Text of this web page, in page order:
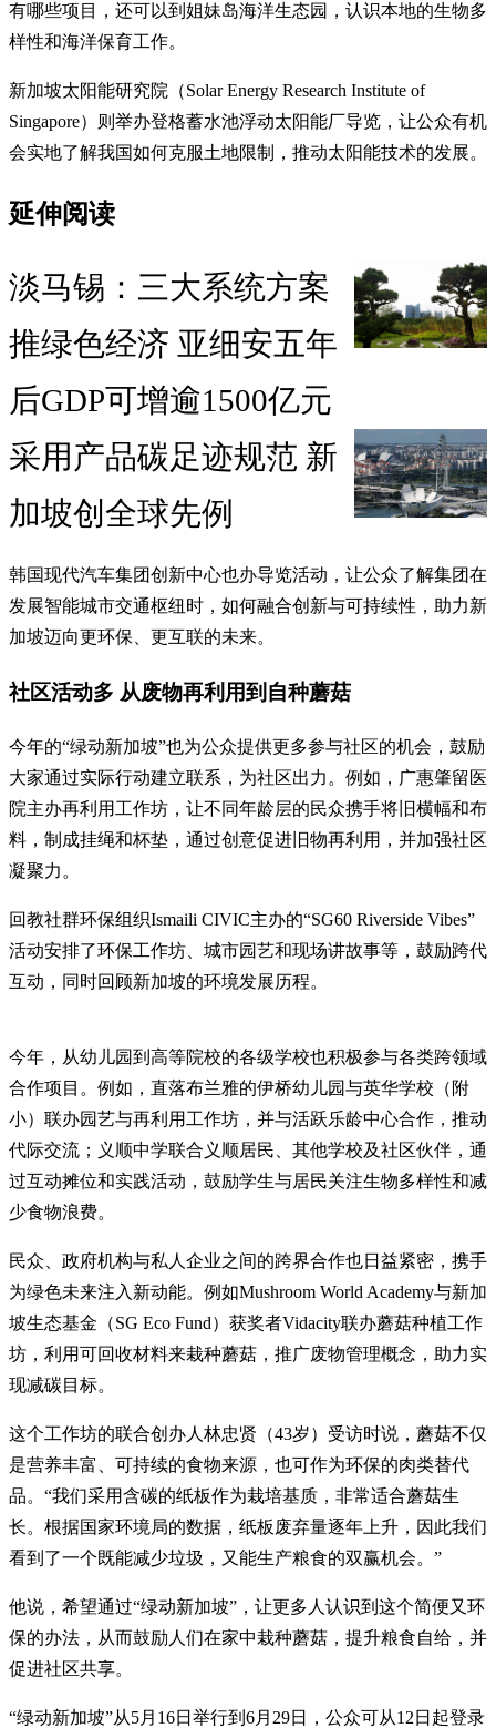
有哪些项目，还可以到姐妹岛海洋生态园，认识本地的生物多
样性和海洋保育工作。
新加坡太阳能研究院（Solar Energy Research Institute of
Singapore）则举办登格蓄水池浮动太阳能厂导览，让公众有机
会实地了解我国如何克服土地限制，推动太阳能技术的发展。
延伸阅读
淡马锡：三大系统方案
推绿色经济 亚细安五年
后GDP可增逾1500亿元
采用产品碳足迹规范 新
加坡创全球先例
韩国现代汽车集团创新中心也办导览活动，让公众了解集团在
发展智能城市交通枢纽时，如何融合创新与可持续性，助力新
加坡迈向更环保、更互联的未来。
社区活动多 从废物再利用到自种蘑菇
今年的“绿动新加坡”也为公众提供更多参与社区的机会，鼓励
大家通过实际行动建立联系，为社区出力。例如，广惠肇留医
院主办再利用工作坊，让不同年龄层的民众携手将旧横幅和布
料，制成挂绳和杯垫，通过创意促进旧物再利用，并加强社区
凝聚力。
回教社群环保组织Ismaili CIVIC主办的“SG60 Riverside Vibes”
活动安排了环保工作坊、城市园艺和现场讲故事等，鼓励跨代
互动，同时回顾新加坡的环境发展历程。
今年，从幼儿园到高等院校的各级学校也积极参与各类跨领域
合作项目。例如，直落布兰雅的伊桥幼儿园与英华学校（附
小）联办园艺与再利用工作坊，并与活跃乐龄中心合作，推动
代际交流；义顺中学联合义顺居民、其他学校及社区伙伴，通
过互动摊位和实践活动，鼓励学生与居民关注生物多样性和减
少食物浪费。
民众、政府机构与私人企业之间的跨界合作也日益紧密，携手
为绿色未来注入新动能。例如Mushroom World Academy与新加
坡生态基金（SG Eco Fund）获奖者Vidacity联办蘑菇种植工作
坊，利用可回收材料来栽种蘑菇，推广废物管理概念，助力实
现减碳目标。
这个工作坊的联合创办人林忠贤（43岁）受访时说，蘑菇不仅
是营养丰富、可持续的食物来源，也可作为环保的肉类替代
品。“我们采用含碳的纸板作为栽培基质，非常适合蘑菇生
长。根据国家环境局的数据，纸板废弃量逐年上升，因此我们
看到了一个既能减少垃圾，又能生产粮食的双赢机会。”
他说，希望通过“绿动新加坡”，让更多人认识到这个简便又环
保的办法，从而鼓励人们在家中栽种蘑菇，提升粮食自给，并
促进社区共享。
“绿动新加坡”从5月16日举行到6月29日，公众可从12日起登录